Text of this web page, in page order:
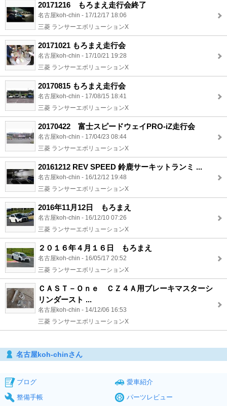
20171216 もろまえ走行会終了
名古屋koh-chin - 17/12/17 18:06
三菱 ランサーエボリューションX
20171021 もろまえ走行会
名古屋koh-chin - 17/10/21 19:28
三菱 ランサーエボリューションX
20170815 もろまえ走行会
名古屋koh-chin - 17/08/15 18:41
三菱 ランサーエボリューションX
20170422 富士スピードウェイPRO-iZ走行会
名古屋koh-chin - 17/04/23 08:44
三菱 ランサーエボリューションX
20161212 REV SPEED 鈴鹿サーキットランミ ...
名古屋koh-chin - 16/12/12 19:48
三菱 ランサーエボリューションX
2016年11月12日 もろまえ
名古屋koh-chin - 16/12/10 07:26
三菱 ランサーエボリューションX
２０１６年４月１６日 もろまえ
名古屋koh-chin - 16/05/17 20:52
三菱 ランサーエボリューションX
ＣＡＳＴ－Ｏｎｅ ＣＺ４Ａ用ブレーキマスターシ
リンダースト ...
名古屋koh-chin - 14/12/06 16:53
三菱 ランサーエボリューションX
名古屋koh-chinさん
ブログ
愛車紹介
整備手帳
パーツレビュー